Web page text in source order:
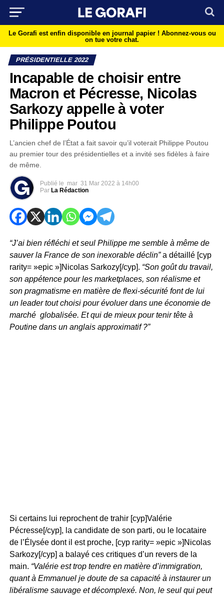
Le Gorafi est enfin disponible en journal papier ! Abonnez-vous ou
on tue votre chat.
PRÉSIDENTIELLE 2022
Incapable de choisir entre
Macron et Pécresse, Nicolas
Sarkozy appelle à voter
Philippe Poutou
L’ancien chef de l’État a fait savoir qu’il voterait Philippe Poutou
au premier tour des présidentielles et a invité ses fidèles à faire
de même.
Publié le mar 31 Mar 2022 à 14h00
Par La Rédaction
“J’ai bien réfléchi et seul Philippe me semble à même de
sauver la France de son inexorable déclin”a détaillé [cyp
rarity= »epic »]Nicolas Sarkozy[/cyp]. “Son goût du travail,
son appétence pour les marketplaces, son réalisme et
son pragmatisme en matière de flexi-sécurité font de lui
un leader tout choisi pour évoluer dans une économie de
marché globalisée. Et qui de mieux pour tenir tête à
Poutine dans un anglais approximatif ?”
Si certains lui reprochent de trahir [cyp]Valérie
Pécresse[/cyp], la candidate de son parti, ou le locataire
de l’Élysée dont il est proche, [cyp rarity= »epic »]Nicolas
Sarkozy[/cyp] a balayé ces critiques d’un revers de la
main. “Valérie est trop tendre en matière d’immigration,
quant à Emmanuel je doute de sa capacité à instaurer un
libéralisme sauvage et décomplexé. Non, le seul qui peut